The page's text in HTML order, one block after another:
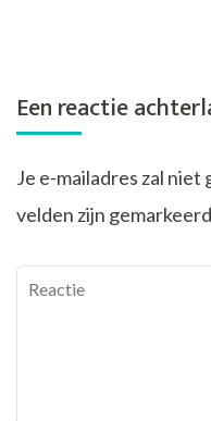
Een reactie
Je e-mailadres zal
velden zijn
Reactie